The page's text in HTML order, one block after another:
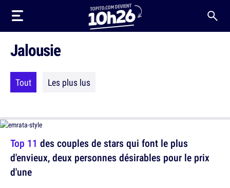
Jalousie
Tout Les plus lus
Top 11 des couples de stars qui font le plus
d'envieux, deux personnes désirables pour le prix
d'une